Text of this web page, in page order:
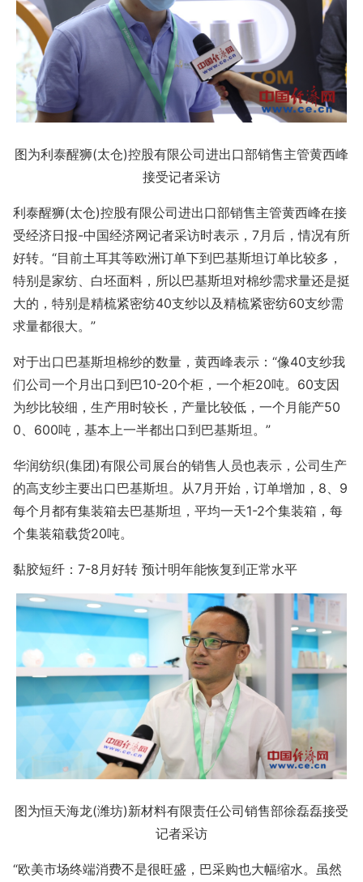
图为利泰醒狮(太仓)控股有限公司进出口部销售主管黄西峰
接受记者采访
利泰醒狮(太仓)控股有限公司进出口部销售主管黄西峰在接
受经济日报-中国经济网记者采访时表示，7月后，情况有所
好转。“目前土耳其等欧洲订单下到巴基斯坦订单比较多，
特别是家纺、白坯面料，所以巴基斯坦对棉纱需求量还是挺
大的，特别是精梳紧密纺40支纱以及精梳紧密纺60支纱需
求量都很大。”
对于出口巴基斯坦棉纱的数量，黄西峰表示：“像40支纱我
们公司一个月出口到巴10-20个柜，一个柜20吨。60支因
为纱比较细，生产用时较长，产量比较低，一个月能产50
0、600吨，基本上一半都出口到巴基斯坦。”
华润纺织(集团)有限公司展台的销售人员也表示，公司生产
的高支纱主要出口巴基斯坦。从7月开始，订单增加，8、9
每个月都有集装箱去巴基斯坦，平均一天1-2个集装箱，每
个集装箱载货20吨。
黏胶短纤：7-8月好转 预计明年能恢复到正常水平
图为恒天海龙(潍坊)新材料有限责任公司销售部徐磊磊接受
记者采访
“欧美市场终端消费不是很旺盛，巴采购也大幅缩水。虽然